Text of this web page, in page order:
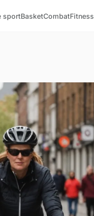
sportBasketCombatFitness